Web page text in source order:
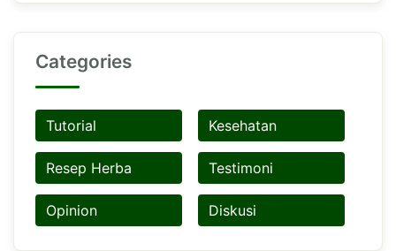
Categories
Tutorial Kesehatan
Resep Herba Testimoni
Opinion Diskusi